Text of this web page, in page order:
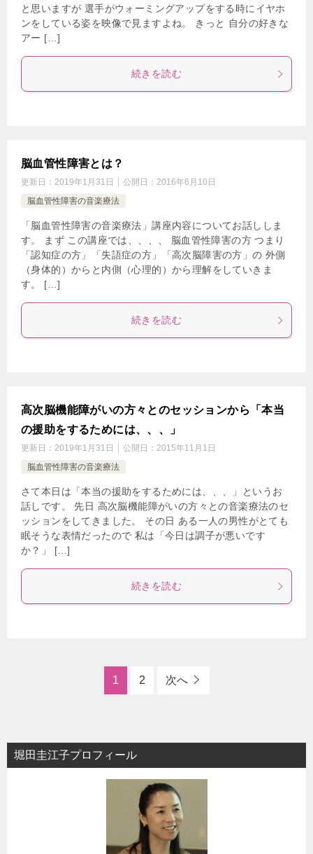
と思いますが 選手がウォーミングアップをする時にイヤホ
ンをしている姿を映像で見ますよね。 きっと 自分の好きな
アー […]
続きを読む
脳血管性障害とは？
更新日： 2019年1月31日 公開日： 2016年6月10日
脳血管性障害の音楽療法
「脳血管性障害の音楽療法」講座内容についてお話ししま
す。 まず この講座では、、、、 脳血管性障害の方 つまり
「認知症の方」「失語症の方」「高次脳障害の方」の 外側
（身体的）からと内側（心理的）から理解をしていきま
す。 […]
続きを読む
高次脳機能障がいの方々とのセッションから「本当
の援助をするためには、、、」
更新日： 2019年1月31日 公開日： 2015年11月1日
脳血管性障害の音楽療法
さて本日は「本当の援助をするためには、、、」というお
話しです。 先日 高次脳機能障がいの方々との音楽療法のセ
ッションをしてきました。 その日 ある一人の男性がとても
眠そうな表情だったので 私は「今日は調子が悪いです
か？」 […]
続きを読む
1 2 次へ
堀田圭江子プロフィール